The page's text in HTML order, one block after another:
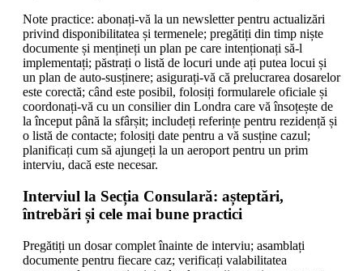
Note practice: abonați-vă la un newsletter pentru actualizări
privind disponibilitatea și termenele; pregătiți din timp niște
documente și mențineți un plan pe care intenționați să-l
implementați; păstrați o listă de locuri unde ați putea locui și
un plan de auto-susținere; asigurați-vă că prelucrarea dosarelor
este corectă; când este posibil, folosiți formularele oficiale și
coordonați-vă cu un consilier din Londra care vă însoțește de
la început până la sfârșit; includeți referințe pentru rezidență și
o listă de contacte; folosiți date pentru a vă susține cazul;
planificați cum să ajungeți la un aeroport pentru un prim
interviu, dacă este necesar.
Interviul la Secția Consulară: așteptări,
întrebări și cele mai bune practici
Pregătiți un dosar complet înainte de interviu; asamblați
documente pentru fiecare caz; verificați valabilitatea